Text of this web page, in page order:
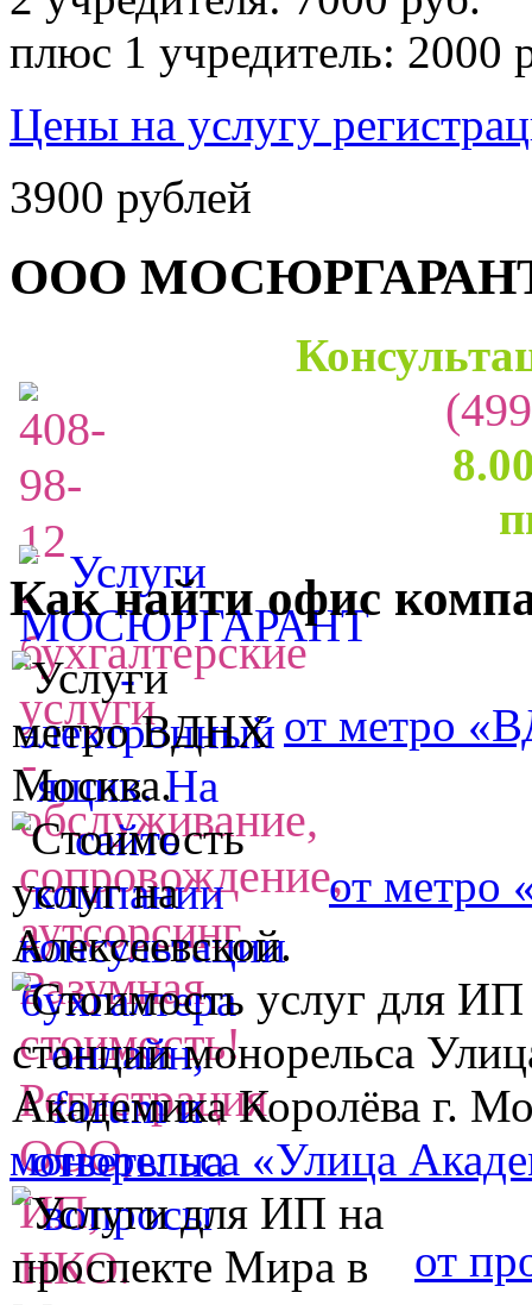
плюс 1 учредитель: 2000
Цены на услугу
3900 рублей
ООО
Как найти офис
от метро
от метро
монорельса «Улица
от